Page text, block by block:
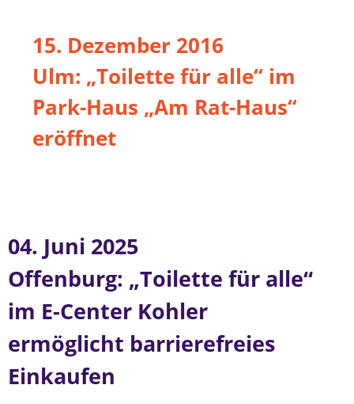
15. Dezember 2016
Ulm: „Toilette für alle“ im
Park-Haus „Am Rat-Haus“
eröffnet
04. Juni 2025
Offenburg: „Toilette für alle“
im E-Center Kohler
ermöglicht barrierefreies
Einkaufen